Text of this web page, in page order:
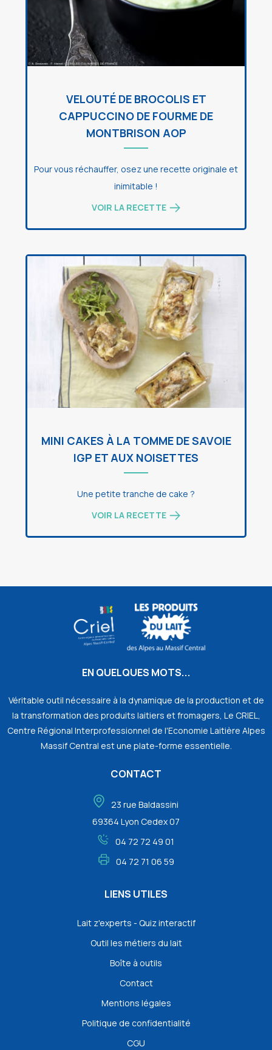
VELOUTÉ DE BROCOLIS ET
CAPPUCCINO DE FOURME DE
MONTBRISON AOP
Pour vous réchauffer, osez une recette originale et
inimitable !
VOIR LA RECETTE
MINI CAKES À LA TOMME DE SAVOIE
IGP ET AUX NOISETTES
Une petite tranche de cake ?
VOIR LA RECETTE
EN QUELQUES MOTS...
Véritable outil nécessaire à la dynamique de la production et de
la transformation des produits laitiers et fromagers, Le CRIEL,
Centre Régional Interprofessionnel de l'Economie Laitière Alpes
Massif Central est une plate-forme essentielle.
CONTACT
23 rue Baldassini
69364 Lyon Cedex 07
04 72 72 49 01
04 72 71 06 59
LIENS UTILES
Lait z'experts - Quiz interactif
Outil les métiers du lait
Boîte à outils
Contact
Mentions légales
Politique de confidentialité
CGU